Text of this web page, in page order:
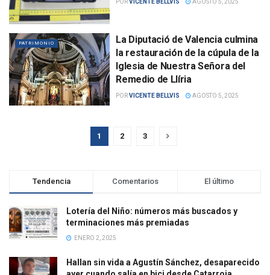
PORVICENTE BELLVIS AGOSTO 5, 2025
PATRIMONIO
La Diputació de Valencia culmina
la restauración de la cúpula de la
Iglesia de Nuestra Señora del
Remedio de Llíria
PORVICENTE BELLVIS AGOSTO 5, 2025
1 2 3
Tendencia Comentarios El último
Lotería del Niño: números más buscados y
terminaciones más premiadas
ENERO 2, 2025
Hallan sin vida a Agustín Sánchez, desaparecido